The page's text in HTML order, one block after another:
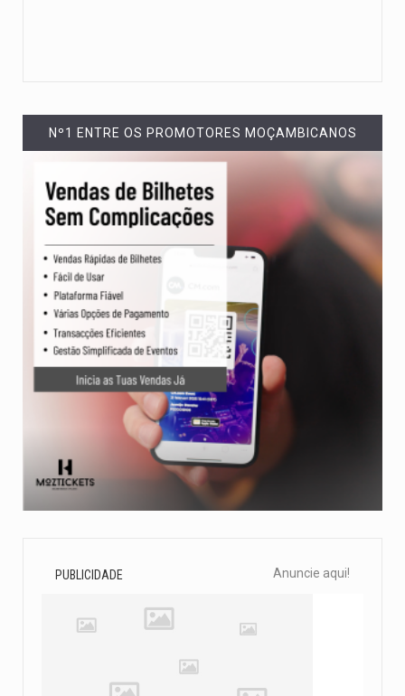
Nº1 ENTRE OS PROMOTORES MOÇAMBICANOS
PUBLICIDADE Anuncie aqui!